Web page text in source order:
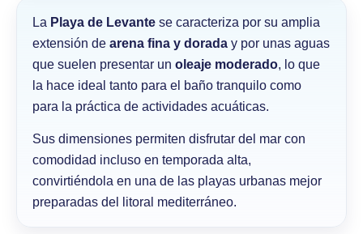
La Playa de Levante se caracteriza por su amplia
extensión dearena fina y dorada y por unas aguas
que suelen presentar unoleaje moderado, lo que
la hace ideal tanto para el baño tranquilo como
para la práctica de actividades acuáticas.
Sus dimensiones permiten disfrutar del mar con
comodidad incluso en temporada alta,
convirtiéndola en una de las playas urbanas mejor
preparadas del litoral mediterráneo.